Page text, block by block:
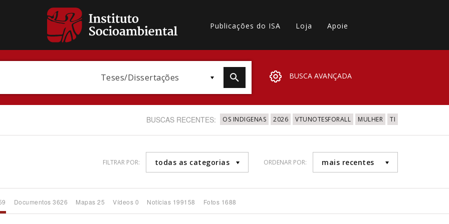
Publicações do ISA Loja Apoie
Teses/Dissertações BUSCA AVANÇADA
BUSCAS RECENTES: OS INDIGENAS 2026 VTUNOTESFORALL MULHER TI
FILTRAR POR: todas as categorias ORDENAR POR: mais recentes
Documentos 3626 Mapas 25 Vídeos 0 Notícias 199158 Fotos 1688